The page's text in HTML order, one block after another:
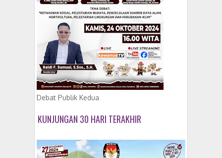
Debat Publik Kedua
KUNJUNGAN 30 HARI TERAKHIR